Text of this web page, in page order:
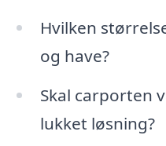
Hvilken
og have?
Skal carporten
lukket løsning?